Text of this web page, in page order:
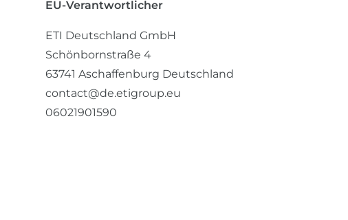
EU-Verantwortlicher
ETI Deutschland GmbH
Schönbornstraße 4
63741 Aschaffenburg Deutschland
contact@de.etigroup.eu
06021901590